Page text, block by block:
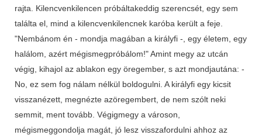
rajta. Kilencvenkilencen próbáltakeddig szerencsét, egy sem
találta el, mind a kilencvenkilencnek karóba került a feje.
"Nembánom én - mondja magában a királyfi -, egy életem, egy
halálom, azért mégismegpróbálom!" Amint megy az utcán
végig, kihajol az ablakon egy öregember, s azt mondjautána: -
No, ez sem fog nálam nélkül boldogulni. A királyfi egy kicsit
visszanézett, megnézte azöregembert, de nem szólt neki
semmit, ment tovább. Végigmegy a városon,
mégismeggondolja magát, jó lesz visszafordulni ahhoz az